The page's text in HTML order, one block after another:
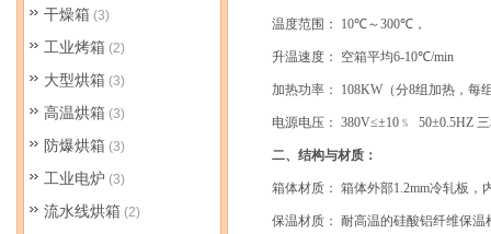
温度范围： 10℃～300℃ ，
升温速度： 空箱平均6-10℃/min
加热功率： 108KW （分8组加热，每
电源电压： 380V≤±10 ﹪ 50±0.5HZ
二、结构与材质：
箱体材质： 箱体外部1.2mm冷轧板，
保温材质： 耐高温的硅酸铝纤维保温
干燥箱 (3)
工业烤箱 (2)
大型烘箱 (3)
高温烘箱 (3)
防爆烘箱 (3)
工业电炉 (3)
流水线烘箱 (2)